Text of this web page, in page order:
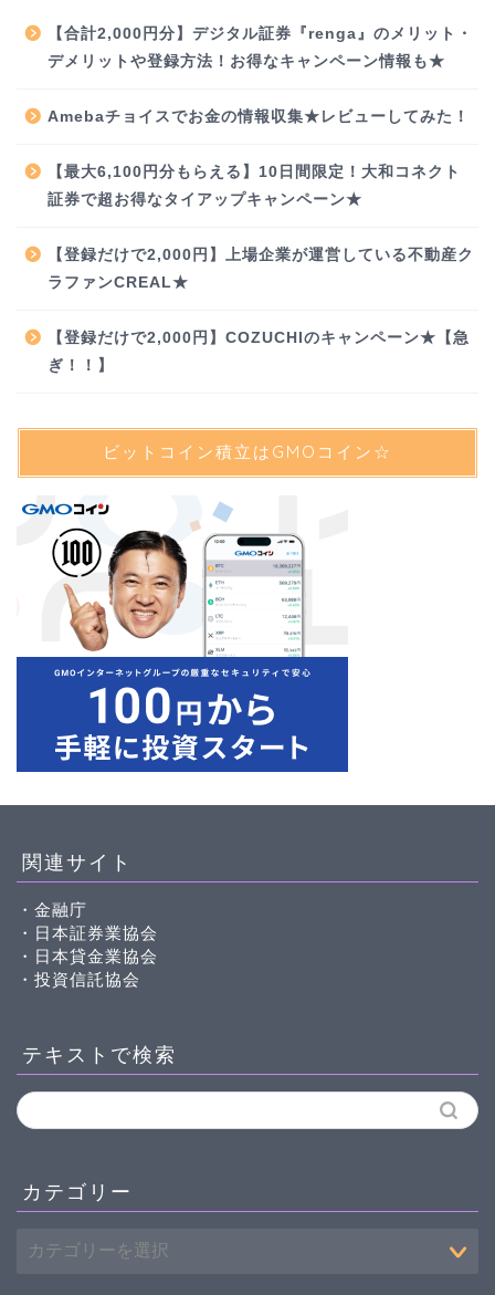
【合計2,000円分】デジタル証券『renga』のメリット・
デメリットや登録方法！お得なキャンペーン情報も★
Amebaチョイスでお金の情報収集★レビューしてみた！
【最大6,100円分もらえる】10日間限定！大和コネクト
証券で超お得なタイアップキャンペーン★
【登録だけで2,000円】上場企業が運営している不動産ク
ラファンCREAL★
【登録だけで2,000円】COZUCHIのキャンペーン★【急
ぎ！！】
ビットコイン積立はGMOコイン☆
関連サイト
・金融庁
・日本証券業協会
・日本貸金業協会
・投資信託協会
テキストで検索
カテゴリー